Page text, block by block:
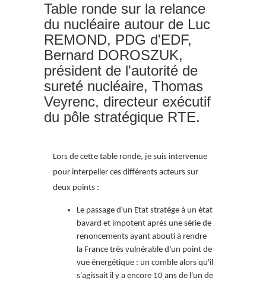
Table ronde sur la relance
du nucléaire autour de Luc
REMOND, PDG d'EDF,
Bernard DOROSZUK,
président de l'autorité de
sureté nucléaire, Thomas
Veyrenc, directeur exécutif
du pôle stratégique RTE.
Lors de cette table ronde, je suis intervenue
pour interpeller ces différents acteurs sur
deux points :
Le passage d'un Etat stratège à un état
bavard et impotent après une série de
renoncements ayant abouti à rendre
la France très vulnérable d'un point de
vue énergétique : un comble alors qu'il
s'agissait il y a encore 10 ans de l'un de